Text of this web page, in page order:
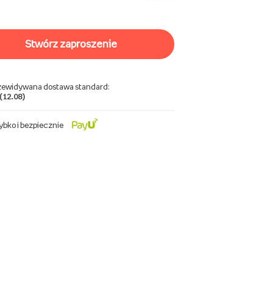
stwórz zaproszenie
dostawa standard:
i bezpiecznie